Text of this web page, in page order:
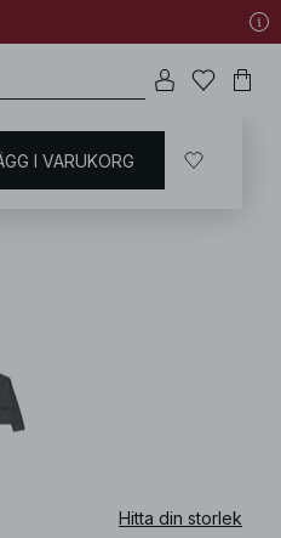
Hitta din storlek
I VARUKORG